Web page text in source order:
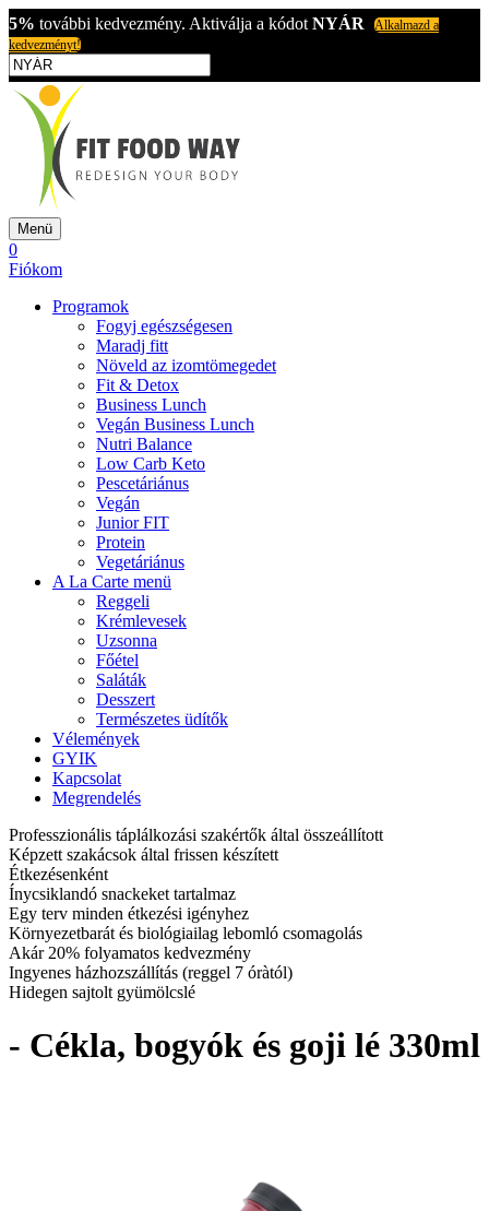
5% további kedvezmény. Aktiválja a kódot NYÁR
Alkalmazd a
kedvezményt!
Menü
0
Fiókom
Programok
Fogyj egészségesen
Maradj fitt
Növeld az izomtömegedet
Fit & Detox
Business Lunch
Vegán Business Lunch
Nutri Balance
Low Carb Keto
Pescetáriánus
Vegán
Junior FIT
Protein
Vegetáriánus
A La Carte menü
Reggeli
Krémlevesek
Uzsonna
Főétel
Saláták
Desszert
Természetes üdítők
Vélemények
GYIK
Kapcsolat
Megrendelés
Professzionális táplálkozási szakértők által összeállított
Képzett szakácsok által frissen készített
Étkezésenként
Ínycsiklandó snackeket tartalmaz
Egy terv minden étkezési igényhez
Környezetbarát és biológiailag lebomló csomagolás
Akár 20% folyamatos kedvezmény
Ingyenes házhozszállítás (reggel 7 óràtól)
Hidegen sajtolt gyümölcslé
- Cékla, bogyók és goji lé 330ml